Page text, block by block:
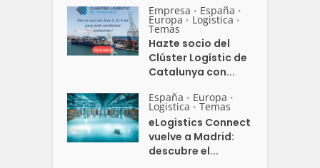
Empresa • España •
Europa • Logistica •
Temas
Hazte socio del
Clúster Logístic de
Catalunya con...
España • Europa •
Logistica • Temas
eLogistics Connect
vuelve a Madrid:
descubre el...